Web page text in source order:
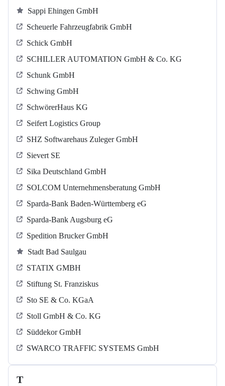
Sappi Ehingen GmbH
Scheuerle Fahrzeugfabrik GmbH
Schick GmbH
SCHILLER AUTOMATION GmbH & Co. KG
Schunk GmbH
Schwing GmbH
SchwörerHaus KG
Seifert Logistics Group
SHZ Softwarehaus Zuleger GmbH
Sievert SE
Sika Deutschland GmbH
SOLCOM Unternehmensberatung GmbH
Sparda-Bank Baden-Württemberg eG
Sparda-Bank Augsburg eG
Spedition Brucker GmbH
Stadt Bad Saulgau
STATIX GMBH
Stiftung St. Franziskus
Sto SE & Co. KGaA
Stoll GmbH & Co. KG
Süddekor GmbH
SWARCO TRAFFIC SYSTEMS GmbH
T